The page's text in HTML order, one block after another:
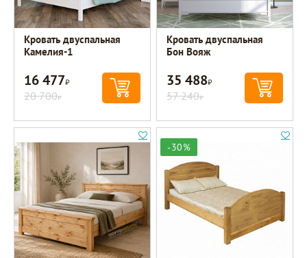
Кровать двуспальная
Камелия-1
16 477Р
20 700Р
Кровать двуспальная
Бон Вояж
35 488Р
57 240Р
-30%